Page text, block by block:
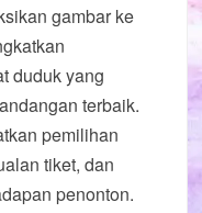
gambar ke
duduk yang
terbaik.
pemilihan
tiket, dan
penonton.